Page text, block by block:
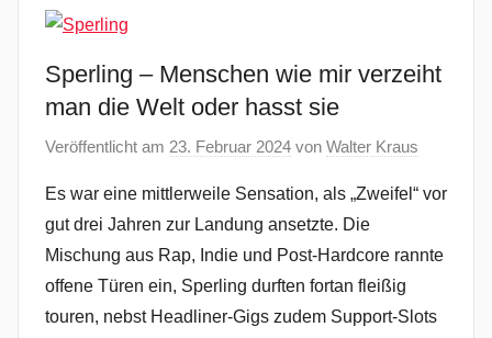
Sperling – Menschen wie mir verzeiht
man die Welt oder hasst sie
Veröffentlicht am 23. Februar 2024 von Walter Kraus
Es war eine mittlerweile Sensation, als „Zweifel“ vor
gut drei Jahren zur Landung ansetzte. Die
Mischung aus Rap, Indie und Post-Hardcore rannte
offene Türen ein, Sperling durften fortan fleißig
touren, nebst Headliner-Gigs zudem Support-Slots